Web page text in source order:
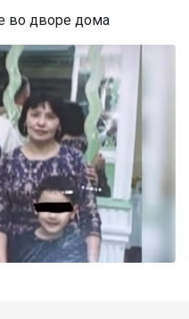
во дворе дома